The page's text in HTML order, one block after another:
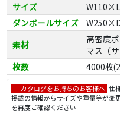
サイズ
ダンボールサイズ
素材
高密度
マス（
枚数
4000枚
カタログをお持ちのお客様へ 仕
掲載の情報からサイズや重量等が変
を再度ご確認ください